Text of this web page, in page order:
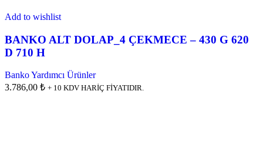
Add to wishlist
BANKO ALT DOLAP_4 ÇEKMECE – 430 G 620
D 710 H
Banko Yardımcı Ürünler
3.786,00 ₺ + 10 KDV HARİÇ FİYATIDIR.